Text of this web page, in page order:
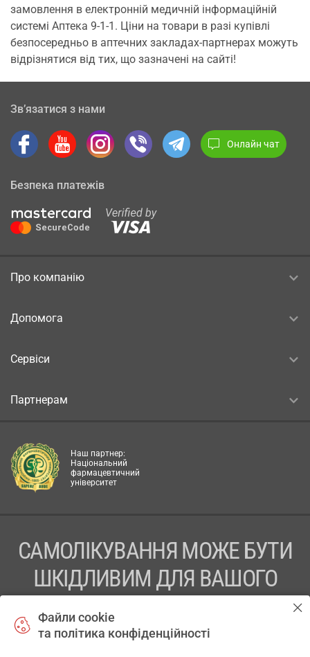
замовлення в електронній медичній інформаційній
системі Аптека 9-1-1. Ціни на товари в разі купівлі
безпосередньо в аптечних закладах-партнерах можуть
відрізнятися від тих, що зазначені на сайті!
Зв’язатися з нами
Онлайн чат
Безпека платежів
Про компанію
Допомога
Сервіси
Партнерам
Наш партнер:
Національний
фармацевтичний
університет
САМОЛІКУВАННЯ МОЖЕ БУТИ
ШКІДЛИВИМ ДЛЯ ВАШОГО
ПЕРЕД ЗАСТОСУВАННЯМ ПРЕПАРАТУ ПРОКОНСУЛЬТУЙТЕСЬ
Файли cookie
та політика конфіденційності